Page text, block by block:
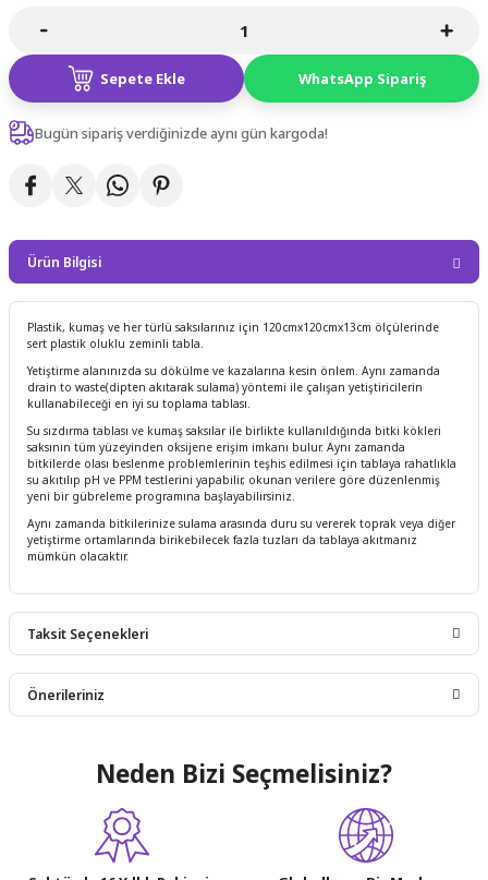
Sepete Ekle WhatsApp Sipariş
Bugün sipariş verdiğinizde aynı gün kargoda!
Ürün Bilgisi
Plastik, kumaş ve her türlü saksılarınız için 120cmx120cmx13cm ölçülerinde
sert plastik oluklu zeminli tabla.
Yetiştirme alanınızda su dökülme ve kazalarına kesin önlem. Aynı zamanda
drain to waste(dipten akıtarak sulama) yöntemi ile çalışan yetiştiricilerin
kullanabileceği en iyi su toplama tablası.
Su sızdırma tablası ve kumaş saksılar ile birlikte kullanıldığında bitki kökleri
saksının tüm yüzeyinden oksijene erişim imkanı bulur. Aynı zamanda
bitkilerde olası beslenme problemlerinin teşhis edilmesi için tablaya rahatlıkla
su akıtılıp pH ve PPM testlerini yapabilir, okunan verilere göre düzenlenmiş
yeni bir gübreleme programına başlayabilirsiniz.
Aynı zamanda bitkilerinize sulama arasında duru su vererek toprak veya diğer
yetiştirme ortamlarında birikebilecek fazla tuzları da tablaya akıtmanız
mümkün olacaktır.
Taksit Seçenekleri
Önerileriniz
Bu ürünün fiyat bilgisi, resim, ürün açıklamalarında ve diğer
konularda yetersiz gördüğünüz noktaları öneri formunu
kullanarak tarafımıza iletebilirsiniz.
Görüş ve önerileriniz için teşekkür ederiz.
Neden Bizi Seçmelisiniz?